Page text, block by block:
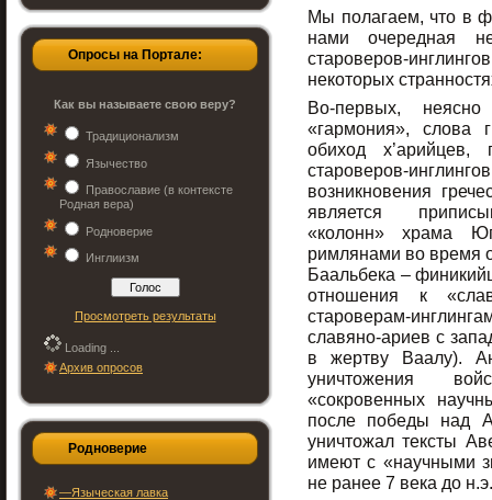
Опросы на Портале:
Как вы называете свою веру?
Традиционализм
Язычество
Православие (в контексте
Родная вера)
Родноверие
Инглиизм
Просмотреть результаты
Loading ...
Архив опросов
Родноверие
—Языческая лавка
Мы полагаем, что в
нами очередная
староверов-
некоторых
Во-первых,
«гармония», слова
обиход
староверов-
возникновения
является
«колонн» храма
римлянами во время
Баальбека –
отношения к
староверам-
славяно-ариев с
в жертву Ваалу).
уничтожения
«сокровенных
после победы над
уничтожал тексты
имеют с «научными
не ранее 7 века до н.э.